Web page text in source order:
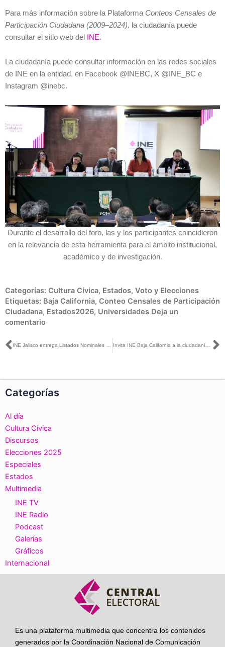
Para más información sobre la Plataforma Conteos Censales de
Participación Ciudadana (2009–2024), la ciudadanía puede
consultar el sitio web del
INE.
La ciudadanía puede consultar información en las redes sociales
de INE en la entidad, en Facebook @INEBC, X @INE_BC e
Instagram @inebc.
Durante el desarrollo del foro, las y los participantes coincidieron
en la relevancia de esta herramienta para el ámbito institucional,
académico y de investigación.
Categorías: Cultura Cívica, Estados, Voto y Elecciones
Etiquetas: Baja California, Conteo Censales de Participación
Ciudadana, Estados2026, Universidades Deja un
comentario
Ant INE Jalisco entrega Listados Nominales para elección de Coahuila Invita INE Baja California a la ciudadanía a participar como Consejeras y Consejeros Electorales para el Proceso Electoral 2026–2027
Categorías
Al día
Cultura Cívica
Discursos
Elecciones 2025
Especiales
Estados
Multimedia
INE TV
INE Radio
Podcast
Galerías
Gráficos
Internacional
Es una plataforma multimedia que concentra los contenidos
generados por la Coordinación Nacional de Comunicación